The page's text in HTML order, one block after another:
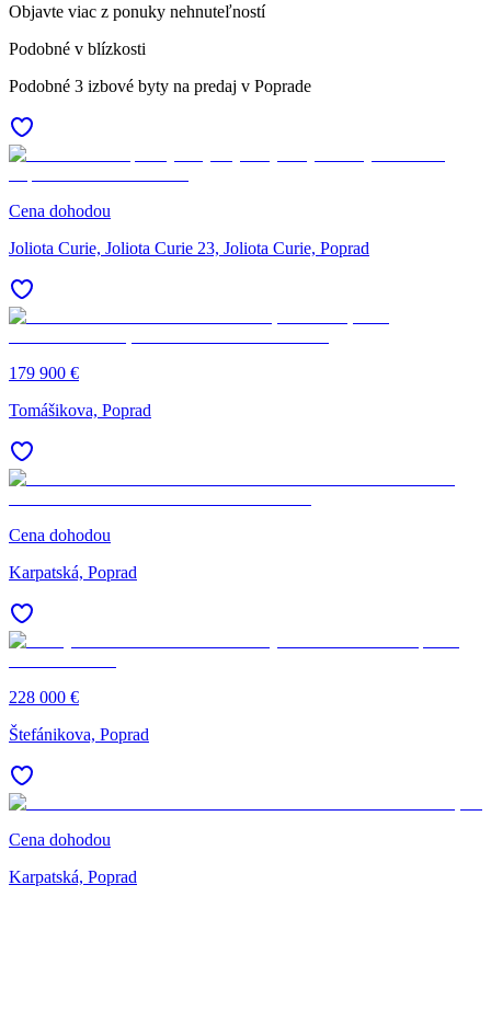
Objavte viac z ponuky nehnuteľností
Podobné v blízkosti
Podobné 3 izbové byty na predaj v Poprade
Cena dohodou
Joliota Curie, Joliota Curie 23, Joliota Curie, Poprad
179 900 €
Tomášikova, Poprad
Cena dohodou
Karpatská, Poprad
228 000 €
Štefánikova, Poprad
Cena dohodou
Karpatská, Poprad